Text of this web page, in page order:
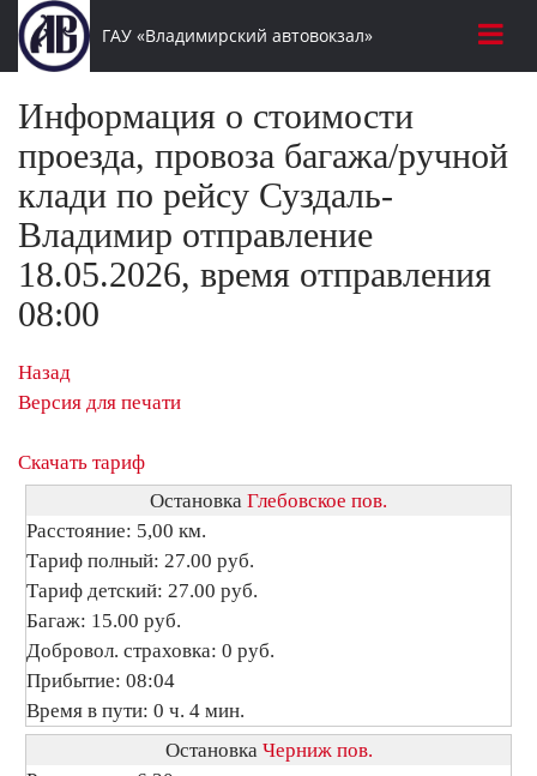
ГАУ «Владимирский автовокзал»
Информация о стоимости
проезда, провоза багажа/ручной
клади по рейсу Суздаль-
Владимир отправление
18.05.2026, время отправления
08:00
Назад
Версия для печати
Скачать тариф
Остановка Глебовское пов.
Расстояние: 5,00 км.
Тариф полный: 27.00 руб.
Тариф детский: 27.00 руб.
Багаж: 15.00 руб.
Добровол. страховка: 0 руб.
Прибытие: 08:04
Время в пути: 0 ч. 4 мин.
Остановка Черниж пов.